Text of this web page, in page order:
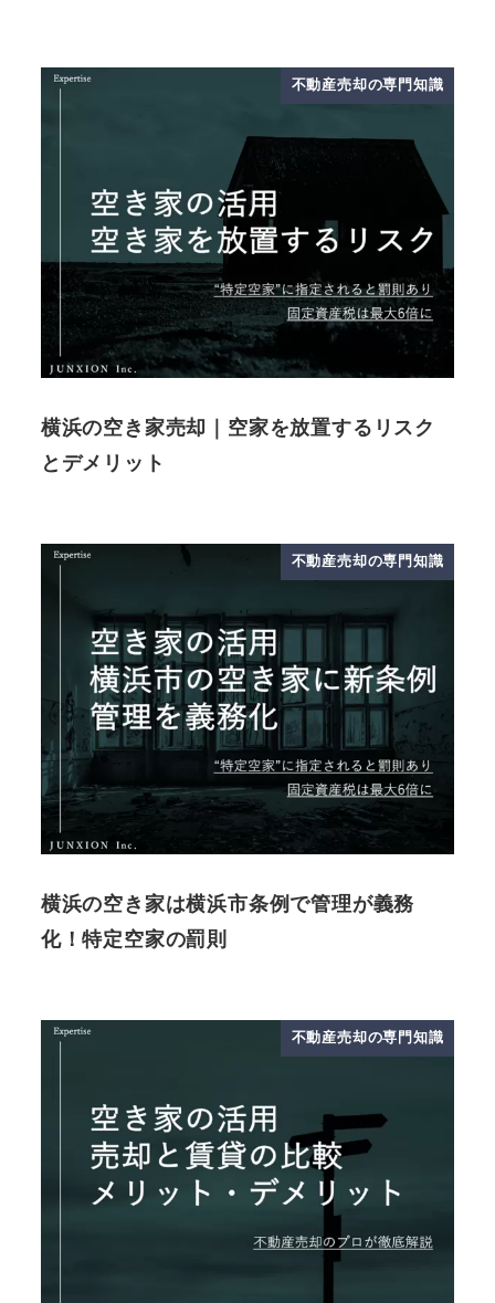
不動産売却の専門知識
横浜の空き家売却｜空家を放置するリスク
とデメリット
不動産売却の専門知識
横浜の空き家は横浜市条例で管理が義務
化！特定空家の罰則
不動産売却の専門知識